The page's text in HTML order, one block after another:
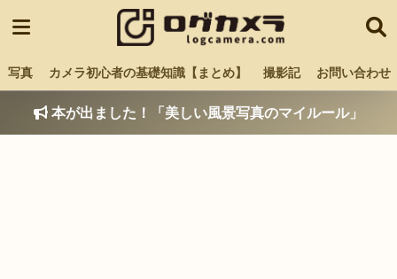
写真 カメラ初心者の基礎知識【まとめ】 撮影記 お問い合わせ
本が出ました！「美しい風景写真のマイルール」